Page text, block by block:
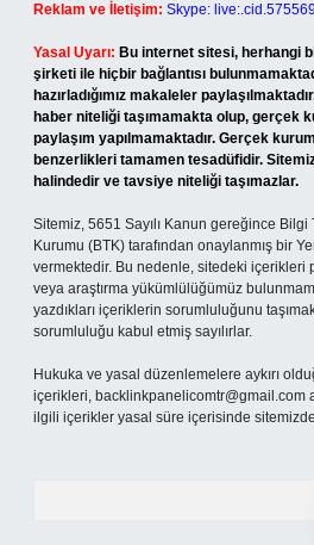
Reklam ve İletişim: Skype:
Yasal Uyarı: Bu internet sitesi, herhangi
şirketi ile hiçbir bağlantısı
hazırladığımız makaleler
haber niteliği taşımamakta olup, gerçek
paylaşım yapılmamaktadır. Gerçek
benzerlikleri tamamen tesadüfidir.
halindedir ve tavsiye niteliği taşımazlar.
Sitemiz, 5651 Sayılı Kanun gereğince
Kurumu (BTK) tarafından onaylanmış bir
vermektedir. Bu nedenle, sitedeki içerikleri
veya araştırma yükümlülüğümüz
yazdıkları içeriklerin sorumluluğunu
sorumluluğu kabul etmiş sayılırlar.
Hukuka ve yasal düzenlemelere aykırı
içerikleri, backlinkpanelicomtr@gmail.com
ilgili içerikler yasal süre içerisinde